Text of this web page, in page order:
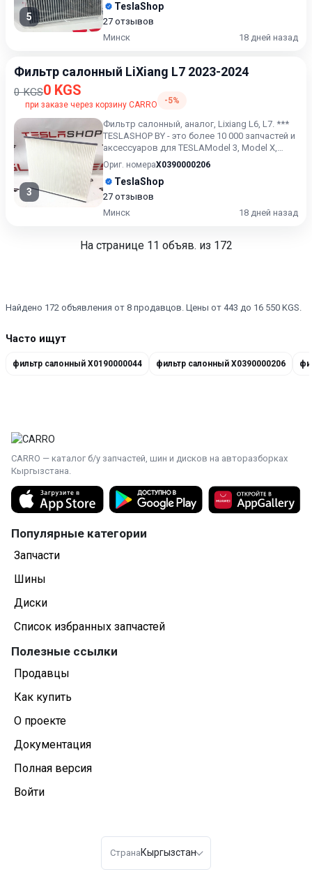
5
TeslaShop
27 отзывов
Минск
18 дней назад
Фильтр салонный LiXiang L7 2023-2024
0 KGS0 KGS
при заказе через корзину CARRO -5%
3
Фильтр салонный, аналог, Lixiang L6, L7. ***
TESLASHOP BY - это более 10 000 запчастей и
аксессуаров для TESLAModel 3, Model X,
Model S, Mod...
Ориг. номераX0390000206
TeslaShop
27 отзывов
Минск
18 дней назад
На странице 11 объяв. из 172
Найдено 172 объявления от 8 продавцов. Цены от 443 до 16 550 KGS.
Часто ищут
фильтр салонный X0190000044 фильтр салонный X0390000206
CARRO — каталог б/у запчастей, шин и дисков на авторазборках
Кыргызстана.
Популярные категории
Запчасти
Шины
Диски
Список избранных запчастей
Полезные ссылки
Продавцы
Как купить
О проекте
Документация
Полная версия
Войти
Страна Кыргызстан